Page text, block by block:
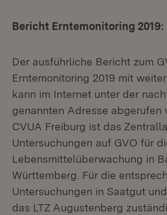
Bericht Erntemonitoring 2019:
Der ausführliche Bericht zum
Erntemonitoring 2019 mit
kann im Internet unter der
genannten Adresse abgerufen
CVUA Freiburg ist das
Untersuchungen auf GVO für
Lebensmittelüberwachung in
Württemberg. Für die
Untersuchungen in Saatgut
das LTZ Augustenberg